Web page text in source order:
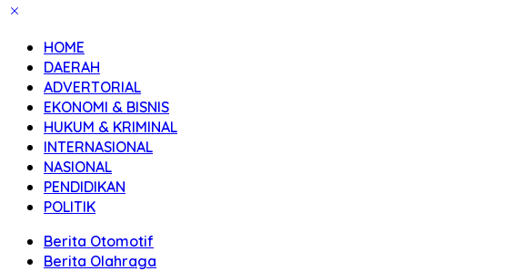
HOME
DAERAH
ADVERTORIAL
EKONOMI & BISNIS
HUKUM & KRIMINAL
INTERNASIONAL
NASIONAL
PENDIDIKAN
POLITIK
Berita Otomotif
Berita Olahraga